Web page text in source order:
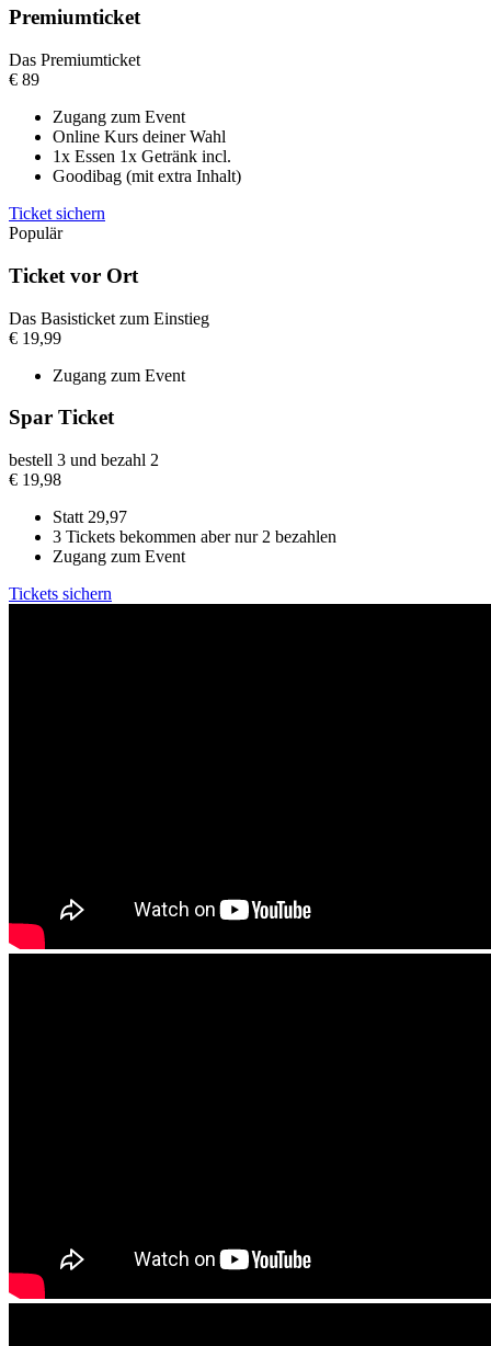
Premiumticket
Das Premiumticket
€ 89
Zugang zum Event
Online Kurs deiner Wahl
1x Essen 1x Getränk incl.
Goodibag (mit extra Inhalt)
Ticket sichern
Populär
Ticket vor Ort
Das Basisticket zum Einstieg
€ 19,99
Zugang zum Event
Spar Ticket
bestell 3 und bezahl 2
€ 19,98
Statt 29,97
3 Tickets bekommen aber nur 2 bezahlen
Zugang zum Event
Tickets sichern